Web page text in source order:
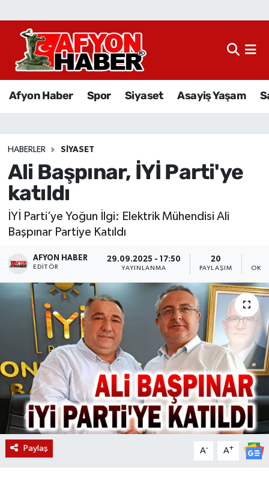
Afyon Haber Spor Siyaset Asayiş Yaşam
HABERLER SIYASET
Ali Başpınar, İYİ Parti'ye
katıldı
İYİ Parti’ye Yoğun İlgi: Elektrik Mühendisi Ali
Başpınar Partiye Katıldı
AFYON HABER
EDITÖR
29.09.2025 - 17:50
YAYINLANMA
20
PAYLAŞIM
Paylaş A- A+
Afyon Haber
Sağlık
Eğitim
Sivil Toplum
Ekonomi
Magazin
Etkinlikler